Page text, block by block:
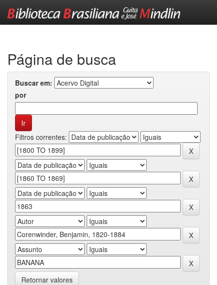
Página de busca
Buscar em:
por
Filtros correntes:
Retornar valores